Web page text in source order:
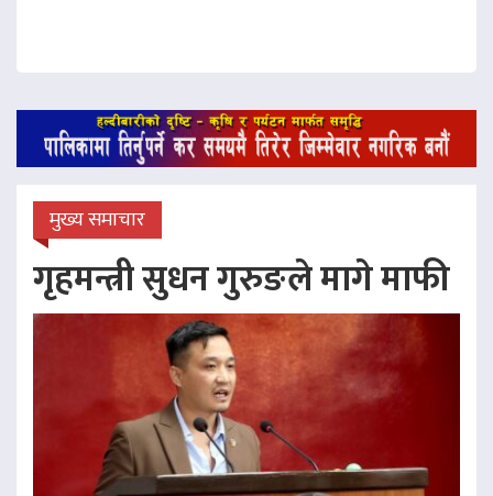
मुख्य समाचार
गृहमन्त्री सुधन गुरुङले मागे माफी